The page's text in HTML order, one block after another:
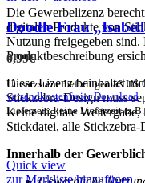
Die Gewerbelizenz
digitalen Produkte von
Nutzung freigegeben
Produktbeschreibung
Diese Lizenz beinhaltet
Stickzebra-Design muss
Keine digitale
Stickdatei, alle Stickzebra-
Innerhalb der
Doodle Frau
0,99€
Umsatzsteuerbefreit gemäß
versandkostenfreier Download
Lieferzeit: keine Lieferzeit
Quick view
zur Merkliste hinzufügen